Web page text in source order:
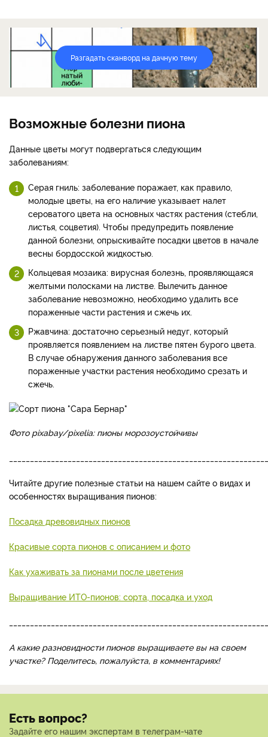
Разгадать сканворд на дачную тему
Возможные болезни пиона
Данные цветы могут подвергаться следующим
заболеваниям:
Серая гниль: заболевание поражает, как правило,
молодые цветы, на его наличие указывает налет
сероватого цвета на основных частях растения (стебли,
листья, соцветия). Чтобы предупредить появление
данной болезни, опрыскивайте посадки цветов в начале
весны бордосской жидкостью.
Кольцевая мозаика: вирусная болезнь, проявляющаяся
желтыми полосками на листве. Вылечить данное
заболевание невозможно, необходимо удалить все
пораженные части растения и сжечь их.
Ржавчина: достаточно серьезный недуг, который
проявляется появлением на листве пятен бурого цвета.
В случае обнаружения данного заболевания все
пораженные участки растения необходимо срезать и
сжечь.
Фото pixabay/pixelia: пионы морозоустойчивы
Читайте другие полезные статьи на нашем сайте о видах и
особенностях выращивания пионов:
Посадка древовидных пионов
Красивые сорта пионов с описанием и фото
Как ухаживать за пионами после цветения
Выращивание ИТО-пионов: сорта, посадка и уход
А какие разновидности пионов выращиваете вы на своем
участке? Поделитесь, пожалуйста, в комментариях!
Есть вопрос?
Задайте его нашим экспертам в телеграм-чате